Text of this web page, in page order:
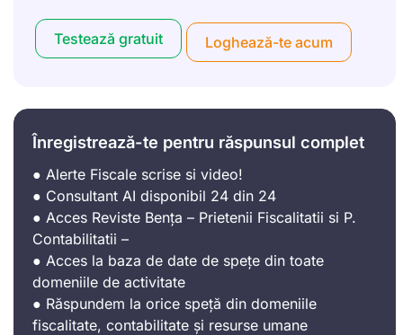
Testează gratuit Loghează-te acum
Înregistrează-te pentru răspunsul complet
● Alerte Fiscale scrise si video!
● Consultant AI disponibil 24 din 24
● Acces Reviste Bența – Prietenii Fiscalitatii si P.
Contabilitatii –
● Acces la baza de date de spețe din toate
domeniile de activitate
● Răspundem la orice speță din domeniile
fiscalitate, contabilitate și resurse umane